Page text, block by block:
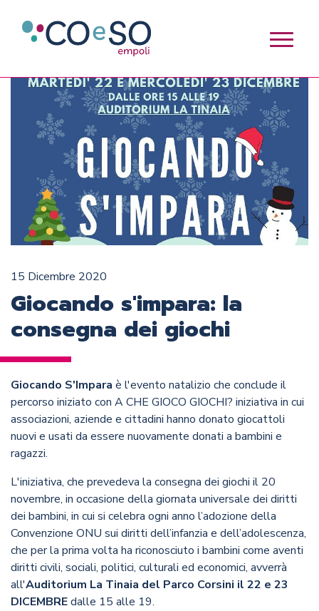
15 Dicembre 2020
Giocando s'impara: la
consegna dei giochi
Giocando S'Impara è l'evento natalizio che conclude il
percorso iniziato con A CHE GIOCO GIOCHI? iniziativa in cui
associazioni, aziende e cittadini hanno donato giocattoli
nuovi e usati da essere nuovamente donati a bambini e
ragazzi.
L'iniziativa, che prevedeva la consegna dei giochi il 20
novembre, in occasione della giornata universale dei diritti
dei bambini, in cui si celebra ogni anno l’adozione della
Convenzione ONU sui diritti dell’infanzia e dell’adolescenza,
che per la prima volta ha riconosciuto i bambini come aventi
diritti civili, sociali, politici, culturali ed economici, avverrà
all'Auditorium La Tinaia del Parco Corsini il 22 e 23
DICEMBREdalle 15 alle 19.